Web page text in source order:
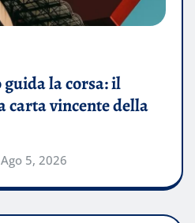
la corsa: il
carta vincente della
Ago 5, 2026